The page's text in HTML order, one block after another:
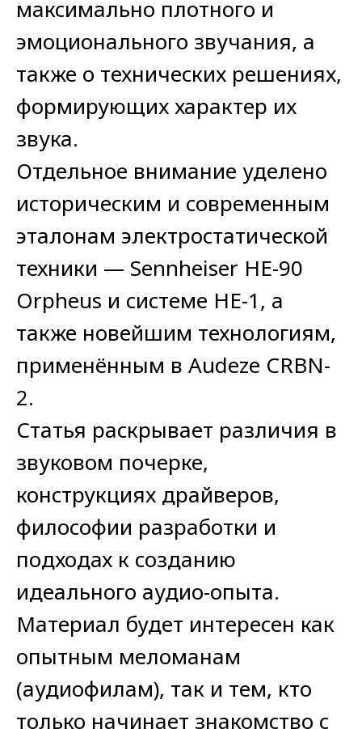
максимально плотного и
эмоционального звучания, а
также о технических решениях,
формирующих характер их
звука.
Отдельное внимание уделено
историческим и современным
эталонам электростатической
техники — Sennheiser HE-90
Orpheus и системе HE-1, а
также новейшим технологиям,
применённым в Audeze CRBN-
2.
Статья раскрывает различия в
звуковом почерке,
конструкциях драйверов,
философии разработки и
подходах к созданию
идеального аудио-опыта.
Материал будет интересен как
опытным меломанам
(аудиофилам), так и тем, кто
только начинает знакомство с